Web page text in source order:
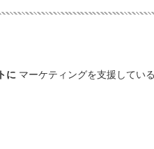
に マーケティングを支援している